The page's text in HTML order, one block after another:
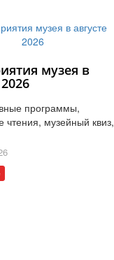
музея в
программы,
чтения, музейный квиз,